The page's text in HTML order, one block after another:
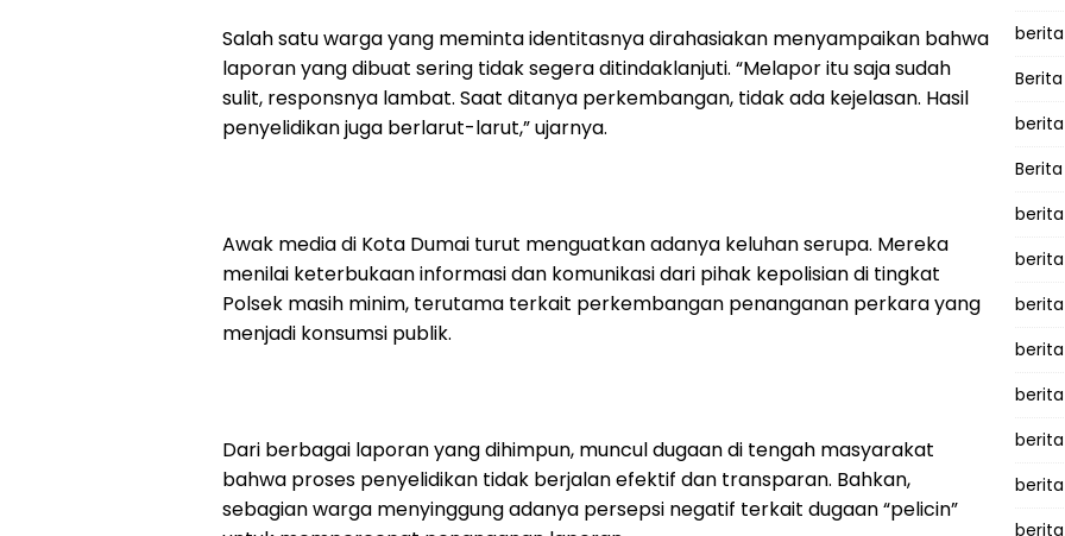
Salah satu warga yang meminta identitasnya dirahasiakan menyampaikan bahwa
laporan yang dibuat sering tidak segera ditindaklanjuti. “Melapor itu saja sudah
sulit, responsnya lambat. Saat ditanya perkembangan, tidak ada kejelasan. Hasil
penyelidikan juga berlarut-larut,” ujarnya.
Awak media di Kota Dumai turut menguatkan adanya keluhan serupa. Mereka
menilai keterbukaan informasi dan komunikasi dari pihak kepolisian di tingkat
Polsek masih minim, terutama terkait perkembangan penanganan perkara yang
menjadi konsumsi publik.
Dari berbagai laporan yang dihimpun, muncul dugaan di tengah masyarakat
bahwa proses penyelidikan tidak berjalan efektif dan transparan. Bahkan,
sebagian warga menyinggung adanya persepsi negatif terkait dugaan “pelicin”
Berita